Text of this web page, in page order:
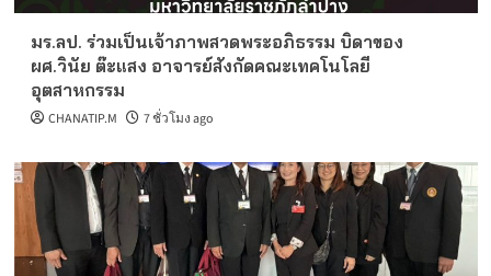
มร.ลป. ร่วมเป็นเจ้าภาพสวดพระอภิธรรม บิดาของ
ผศ.วินัย ต๊ะแสง อาจารย์สังกัดคณะเทคโนโลยี
อุตสาหกรรม
CHANATIP.M 7 ชั่วโมง ago